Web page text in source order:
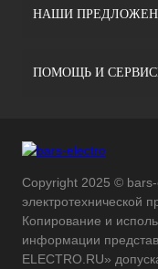
НАШИ
ПОМОЩЬ И
Copyright 2025 ©
электротехнической
Копирование и
информации
ELECTRO.RU»